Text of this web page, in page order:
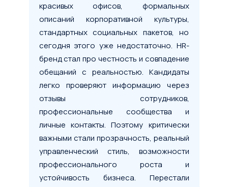
красивых офисов, формальных
описаний корпоративной культуры,
стандартных социальных пакетов, но
сегодня этого уже недостаточно. HR-
бренд стал про честность и совпадение
обещаний с реальностью. Кандидаты
легко проверяют информацию через
отзывы сотрудников,
профессиональные сообщества и
личные контакты. Поэтому критически
важными стали прозрачность, реальный
управленческий стиль, возможности
профессионального роста и
устойчивость бизнеса. Перестали